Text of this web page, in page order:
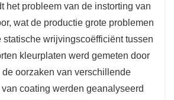
het probleem van de instorting van
wat de productie grote problemen
statische wrijvingscoëfficiënt tussen
kleurplaten werd gemeten door
oorzaken van verschillende
coating werden geanalyseerd